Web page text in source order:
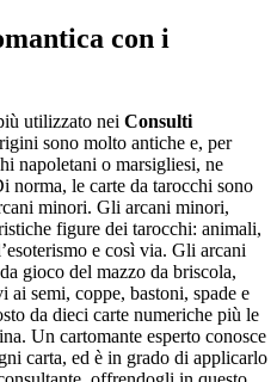
con i
utilizzato nei Consulti
sono molto antiche e, per
napoletani o marsigliesi, ne
norma, le carte da tarocchi sono
minori. Gli arcani minori,
figure dei tarocchi: animali,
e così via. Gli arcani
gioco del mazzo da briscola,
semi, coppe, bastoni, spade e
da dieci carte numeriche più le
Un cartomante esperto conosce
carta, ed è in grado di applicarlo